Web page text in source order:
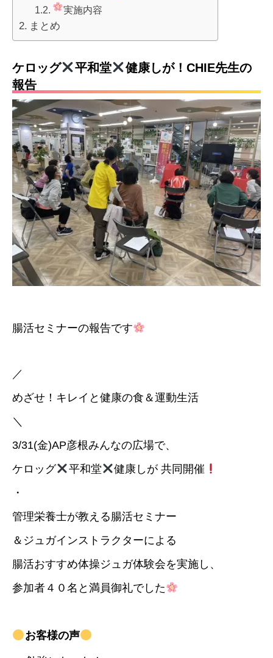
実施内容
まとめ
ケロッグ 平和堂
健康しが！CHIE先生の
報告
腸活セミナーの報告です
／
めざせ！キレイと健康の食＆運動生活
＼
3/31(金)AP彦根みんなの広場で、
ケロッグ
平和堂
健康しが 共同開催
・
管理栄養士が教える腸活セミナー
＆ジュガインストラクターによる
腸活おすすめ体操ジュガ体験会を実施し、
参加者４０名と満員御礼でした
お客様の声